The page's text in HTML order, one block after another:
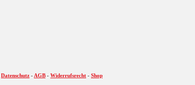
Datenschutz - AGB - Widerrufsrecht - Shop